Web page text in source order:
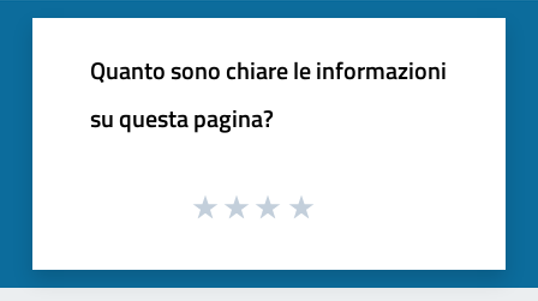
Quanto sono chiare le informazioni
su questa pagina?